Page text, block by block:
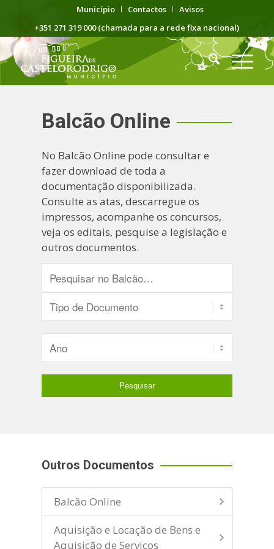
Município Contactos
Avisos
+351 271 319 000 (chamada para a rede fixa nacional)
Balcão Online
No Balcão Online pode consultar e
fazer download de toda a
documentação disponibilizada.
Consulte as atas, descarregue os
impressos, acompanhe os concursos,
veja os editais, pesquise a legislação e
outros documentos.
Outros Documentos
Balcão Online
Aquisição e Locação de Bens e
Aquisição de Serviços